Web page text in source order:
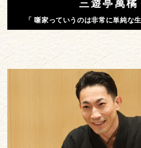
三遊亭萬橘
「 噺家っていうのは非常に単純な